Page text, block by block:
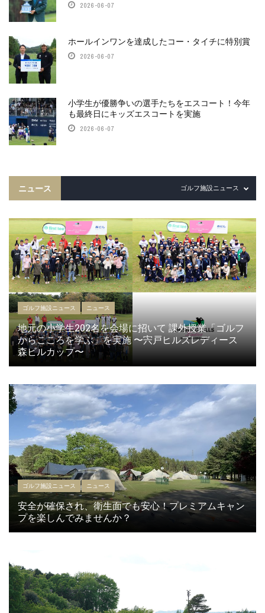
2026-06-07
ホールインワンを達成したコー・タイチに特別賞
2026-06-07
小学生が優勝争いの選手たちをエスコート！今年
も最終日にキッズエスコートを実施
2026-06-07
ニュース ゴルフ施設ニュース
ゴルフ施設ニュース ニュース
地元の小学生202名を会場に招いて 課外授業「ゴルフ
からこころを学ぶ」を実施 〜宍戸ヒルズレディース
森ビルカップ〜
ゴルフ施設ニュース ニュース
安全が確保され、衛生面でも安心！プレミアムキャン
プを楽しんでみませんか？